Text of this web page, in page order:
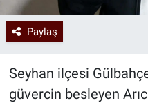
Paylaş
Seyhan ilçesi
güvercin besleyen